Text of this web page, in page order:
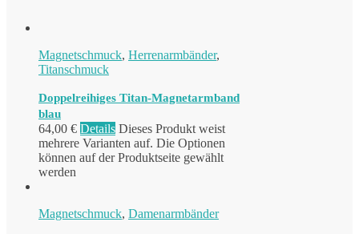
Magnetschmuck, Herrenarmbänder,
Titanschmuck
Doppelreihiges Titan-Magnetarmband
blau
64,00 € Details Dieses Produkt weist
mehrere Varianten auf. Die Optionen
können auf der Produktseite gewählt
werden
Magnetschmuck, Damenarmbänder